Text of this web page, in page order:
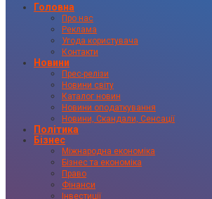
Головна
Про нас
Реклама
Угода користувача
Контакти
Новини
Прес-релізи
Новини світу
Каталог новин
Новини оподаткування
Новини, Скандали, Сенсації
Політика
Бізнес
Міжнародна економіка
Бізнес та економіка
Право
Фінанси
Інвестиції